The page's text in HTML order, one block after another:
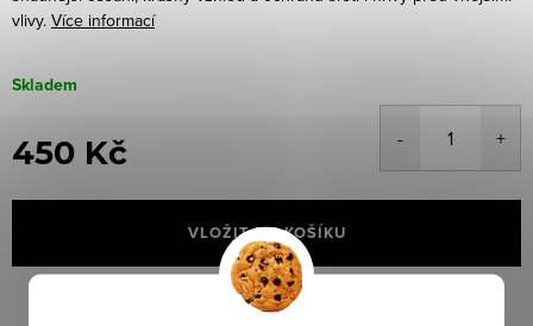
vlivy. Více informací
Skladem
450 Kč
cena:
VLOŽIT DO KOŠÍKU
Kód produktu: